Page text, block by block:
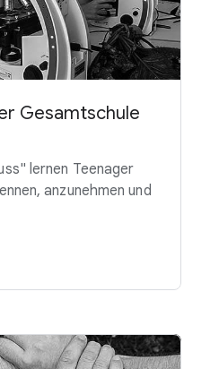
Gesamtschule
lernen Teenager
anzunehmen und